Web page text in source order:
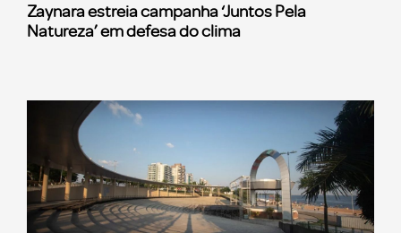
Zaynara estreia campanha ‘Juntos Pela
Natureza’ em defesa do clima